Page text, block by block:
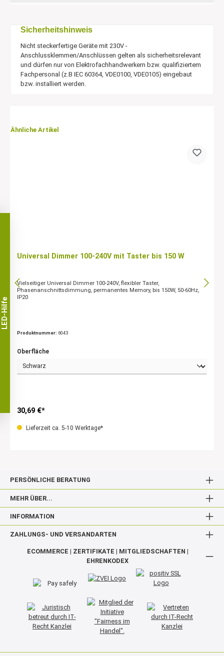
Sicherheitshinweis
Nicht steckerfertige Geräte mit 230V -
Anschlussklemmen/Anschlüssen gelten als sicherheitsrelevant
und dürfen nur von Elektrofachhandwerkern bzw. qualifiziertem
Fachpersonal (z.B IEC 60364, VDE0100, VDE0105) eingebaut
bzw. installiert werden.
Ähnliche Artikel
Universal Dimmer 100-240V mit Taster bis 150 W
Vielseitiger Universal Dimmer 100-240V, flexibler Taster,
Phasenanschnittsdimmung, permanentes Memory, bis 150W, 50-60Hz,
IP20
Produktnummer: 6043
Oberfläche
30,69 €*
Lieferzeit ca. 5-10 Werktage*
PERSÖNLICHE BERATUNG
MEHR ÜBER...
INFORMATION
ZAHLUNGS- UND VERSANDARTEN
ECOMMERCE | ZERTIFIKATE | MITGLIEDSCHAFTEN |
EHRENKODEX
LED-Hilfe